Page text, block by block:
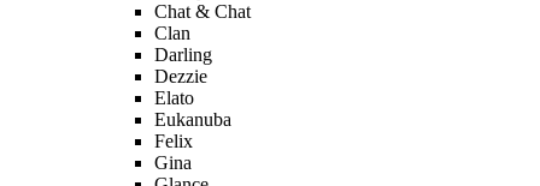
Chat & Chat
Clan
Darling
Dezzie
Elato
Eukanuba
Felix
Gina